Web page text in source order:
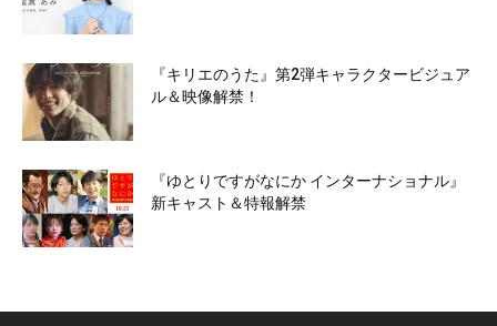
『キリエのうた』第2弾キャラクタービジュア
ル＆映像解禁！
『ゆとりですがなにか インターナショナル』
新キャスト＆特報解禁